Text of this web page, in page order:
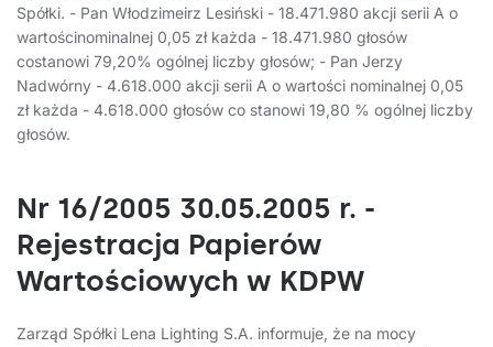
Spółki. - Pan Włodzimeirz Lesiński - 18.471.980 akcji serii A o
wartościnominalnej 0,05 zł każda - 18.471.980 głosów
costanowi 79,20% ogólnej liczby głosów; - Pan Jerzy
Nadwórny - 4.618.000 akcji serii A o wartości nominalnej 0,05
zł każda - 4.618.000 głosów co stanowi 19,80 % ogólnej liczby
głosów.
Nr 16/2005 30.05.2005 r. -
Rejestracja Papierów
Wartościowych w KDPW
Zarząd Spółki Lena Lighting S.A. informuje, że na mocy